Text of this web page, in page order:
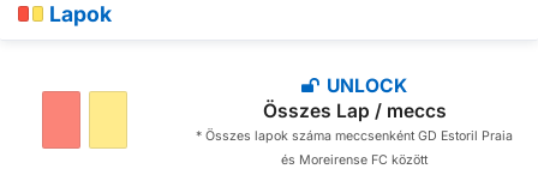
Lapok
UNLOCK
Összes Lap / meccs
* Összes lapok száma meccsenként GD Estoril Praia
és Moreirense FC között